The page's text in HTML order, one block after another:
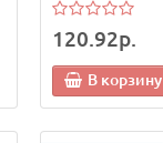
120.92р.
В корзину